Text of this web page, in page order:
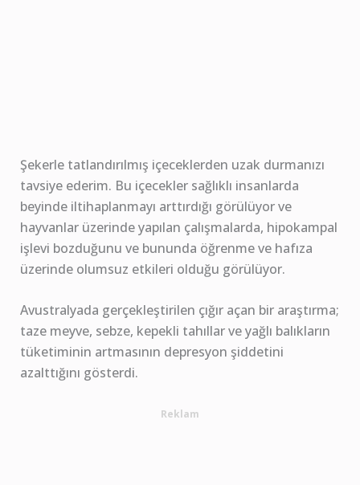
Şekerle tatlandırılmış içeceklerden uzak durmanızı
tavsiye ederim. Bu içecekler sağlıklı insanlarda
beyinde iltihaplanmayı arttırdığı görülüyor ve
hayvanlar üzerinde yapılan çalışmalarda, hipokampal
işlevi bozduğunu ve bununda öğrenme ve hafıza
üzerinde olumsuz etkileri olduğu görülüyor.
Avustralyada gerçekleştirilen çığır açan bir araştırma;
taze meyve, sebze, kepekli tahıllar ve yağlı balıkların
tüketiminin artmasının depresyon şiddetini
azalttığını gösterdi.
Reklam